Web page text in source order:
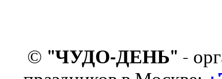
© "ЧУДО-ДЕНЬ" -